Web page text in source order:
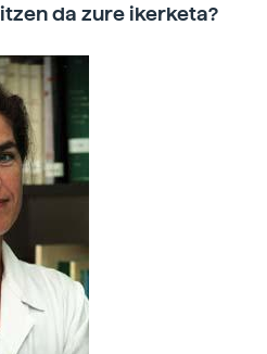
da zure ikerketa?